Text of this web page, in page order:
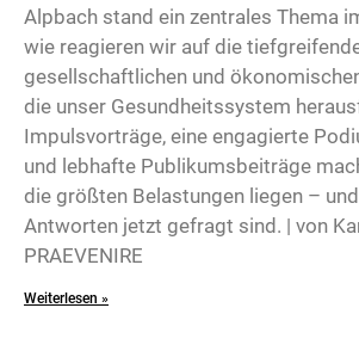
Alpbach stand ein zentrales Thema
wie reagieren wir auf die
gesellschaftlichen und
die unser Gesundheitssystem
Impulsvorträge, eine engagierte
und lebhafte Publikumsbeiträge
die größten Belastungen liegen –
Antworten jetzt gefragt sind. | von
PRAEVENIRE
Weiterlesen »